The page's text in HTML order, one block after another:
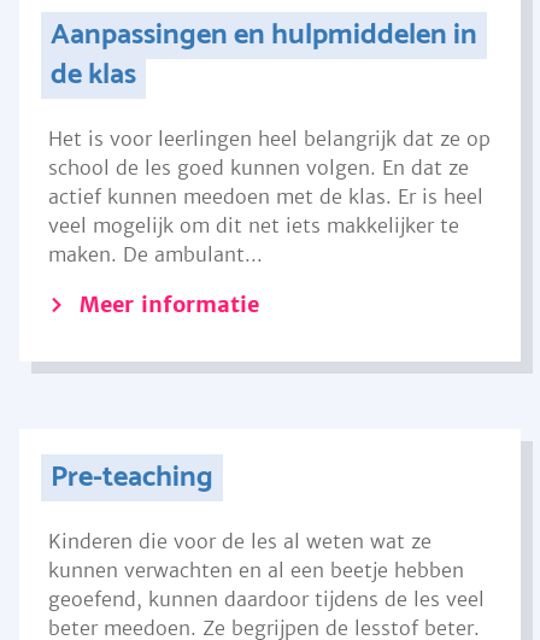
Aanpassingen en hulpmiddelen in
de klas
Het is voor leerlingen heel belangrijk dat ze op
school de les goed kunnen volgen. En dat ze
actief kunnen meedoen met de klas. Er is heel
veel mogelijk om dit net iets makkelijker te
maken. De ambulant...
Meer informatie
Pre-teaching
Kinderen die voor de les al weten wat ze
kunnen verwachten en al een beetje hebben
geoefend, kunnen daardoor tijdens de les veel
beter meedoen. Ze begrijpen de lesstof beter.